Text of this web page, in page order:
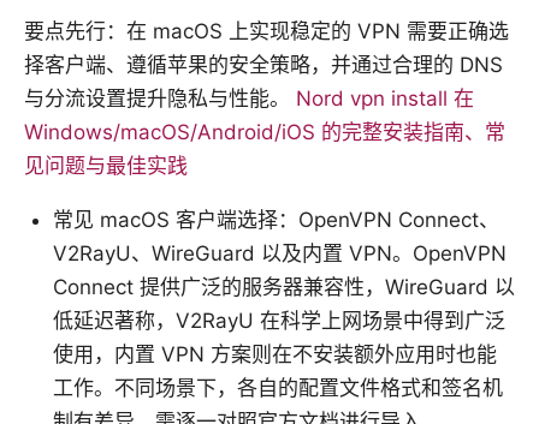
要点先行：在 macOS 上实现稳定的 VPN 需要正确选
择客户端、遵循苹果的安全策略，并通过合理的 DNS
与分流设置提升隐私与性能。 Nord vpn install 在
Windows/macOS/Android/iOS 的完整安装指南、常
见问题与最佳实践
常见 macOS 客户端选择：OpenVPN Connect、
V2RayU、WireGuard 以及内置 VPN。OpenVPN
Connect 提供广泛的服务器兼容性，WireGuard 以
低延迟著称，V2RayU 在科学上网场景中得到广泛
使用，内置 VPN 方案则在不安装额外应用时也能
工作。不同场景下，各自的配置文件格式和签名机